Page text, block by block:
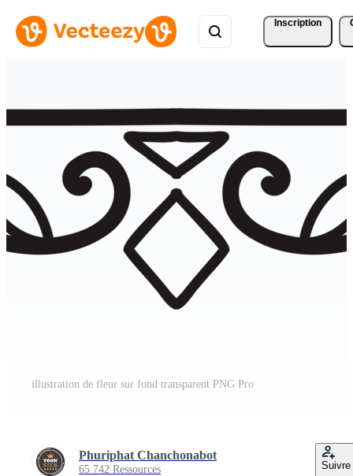
Inscription
illustration de fleur sur fond transparent PNG Pro
Phuriphat Chanchonabot
65 742 Ressources Suivre